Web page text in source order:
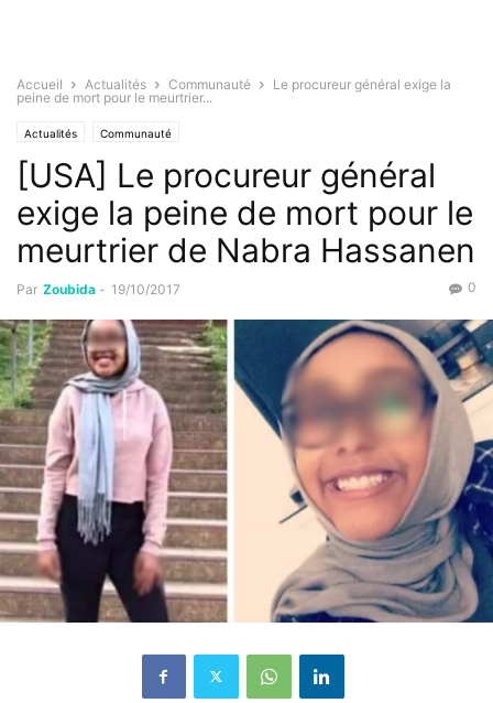
Accueil Actualités Communauté
Le procureur général exige la
peine de mort pour le meurtrier...
Actualités Communauté
[USA] Le procureur général
exige la peine de mort pour le
meurtrier de Nabra Hassanen
Par Zoubida - 19/10/2017 0